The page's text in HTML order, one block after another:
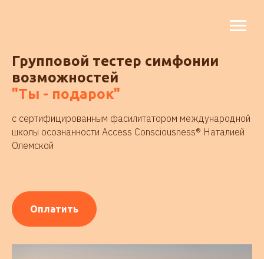
Групповой тестер симфонии
возможностей
"Ты - подарок"
с сертифицированным фасилитатором международной
школы осознанности Access Consciousness® Наталией
Олемской
Оплатить